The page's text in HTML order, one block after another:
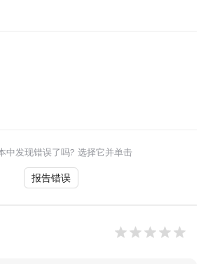
中发现错误了吗? 选择它并单击
报告错误